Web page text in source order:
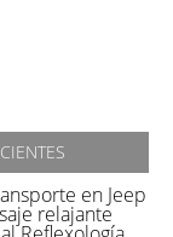
en Jeep
relajante